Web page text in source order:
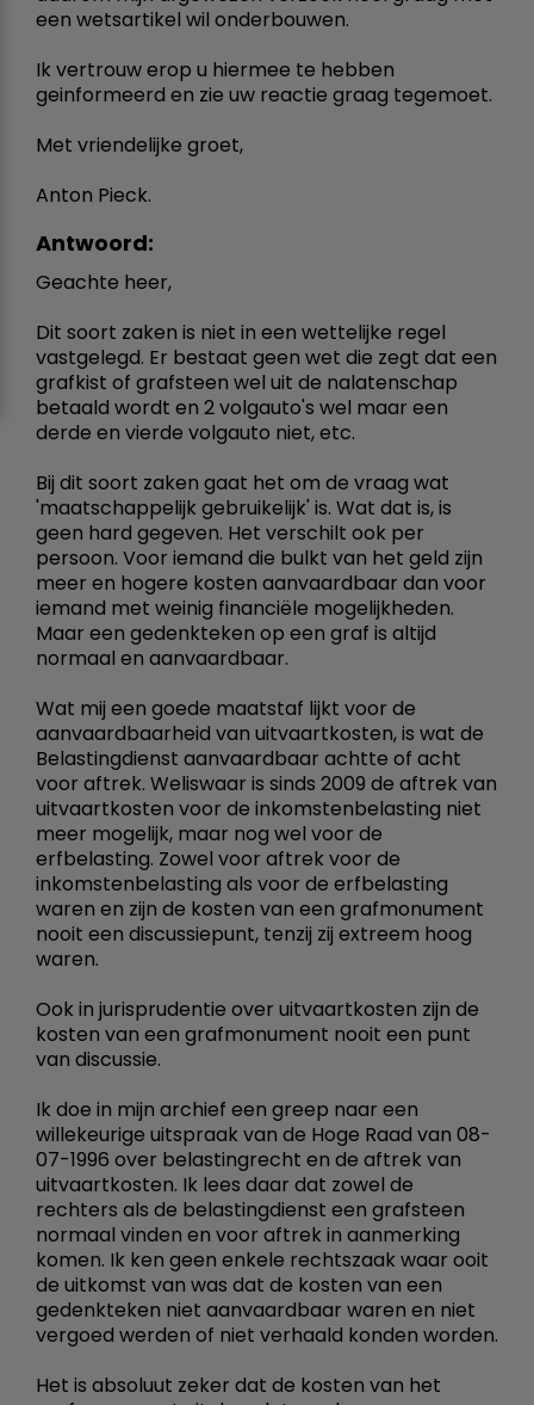
een wetsartikel wil onderbouwen.
Ik vertrouw erop u hiermee te hebben
geinformeerd en zie uw reactie graag tegemoet.
Met vriendelijke groet,
Anton Pieck.
Antwoord:
Geachte heer,
Dit soort zaken is niet in een wettelijke regel
vastgelegd. Er bestaat geen wet die zegt dat een
grafkist of grafsteen wel uit de nalatenschap
betaald wordt en 2 volgauto's wel maar een
derde en vierde volgauto niet, etc.
Bij dit soort zaken gaat het om de vraag wat
'maatschappelijk gebruikelijk' is. Wat dat is, is
geen hard gegeven. Het verschilt ook per
persoon. Voor iemand die bulkt van het geld zijn
meer en hogere kosten aanvaardbaar dan voor
iemand met weinig financiële mogelijkheden.
Maar een gedenkteken op een graf is altijd
normaal en aanvaardbaar.
Wat mij een goede maatstaf lijkt voor de
aanvaardbaarheid van uitvaartkosten, is wat de
Belastingdienst aanvaardbaar achtte of acht
voor aftrek. Weliswaar is sinds 2009 de aftrek van
uitvaartkosten voor de inkomstenbelasting niet
meer mogelijk, maar nog wel voor de
erfbelasting. Zowel voor aftrek voor de
inkomstenbelasting als voor de erfbelasting
waren en zijn de kosten van een grafmonument
nooit een discussiepunt, tenzij zij extreem hoog
waren.
Ook in jurisprudentie over uitvaartkosten zijn de
kosten van een grafmonument nooit een punt
van discussie.
Ik doe in mijn archief een greep naar een
willekeurige uitspraak van de Hoge Raad van 08-
07-1996 over belastingrecht en de aftrek van
uitvaartkosten. Ik lees daar dat zowel de
rechters als de belastingdienst een grafsteen
normaal vinden en voor aftrek in aanmerking
komen. Ik ken geen enkele rechtszaak waar ooit
de uitkomst van was dat de kosten van een
gedenkteken niet aanvaardbaar waren en niet
vergoed werden of niet verhaald konden worden.
Het is absoluut zeker dat de kosten van het